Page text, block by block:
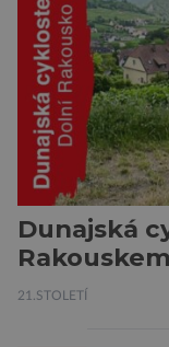
Dunajská
Rakouskem
21.STOLETÍ